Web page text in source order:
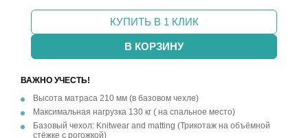
КУПИТЬ В 1 КЛИК
В КОРЗИНУ
ВАЖНО УЧЕСТЬ!
Высота матраса 210 мм (в базовом чехле)
Максимальная нагрузка 130 кг ( на спальное место)
Базовый чехол: Knitwear and matting (Трикотаж на объёмной
стёжке с рогожкой)